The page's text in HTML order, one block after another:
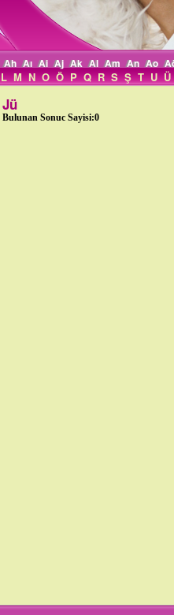
Ah Aı Ai Aj Ak Al Am An Ao
L M N O Ö P Q R S Ş T U Ü
Jü
Bulunan Sonuc Sayisi:0